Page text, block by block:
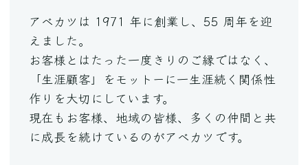
アベカツは 1971 年に創業し、55 周年を迎
えました。
お客様とはたった一度きりのご縁ではなく、
「生涯顧客」をモットーに一生涯続く関係性
作りを大切にしています。
現在もお客様、地域の皆様、多くの仲間と共
に成長を続けているのがアベカツです。